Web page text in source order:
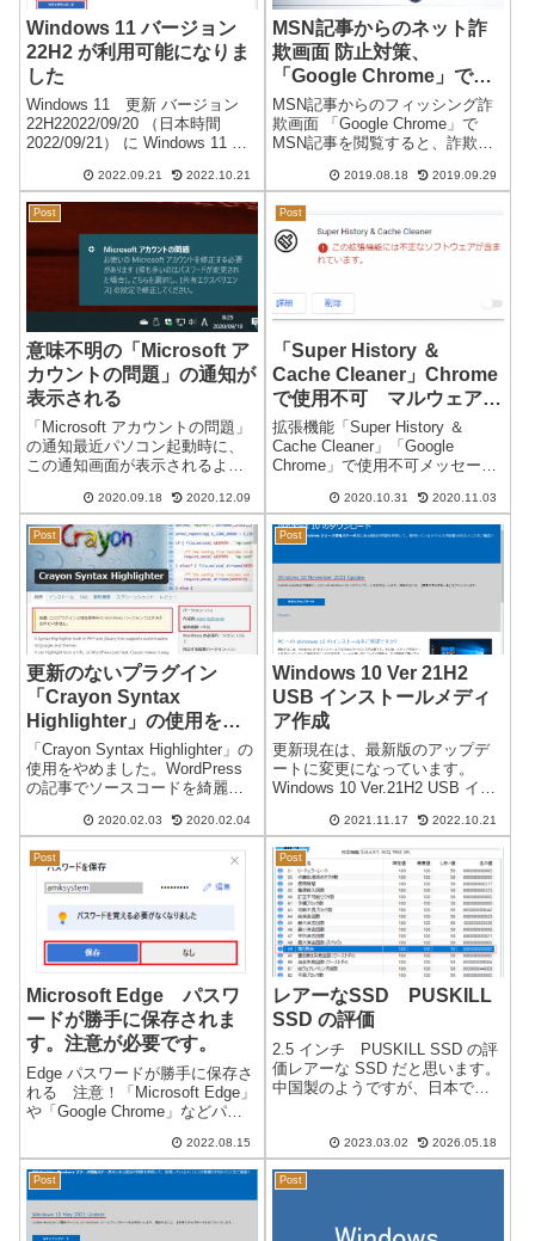
Windows 11 バージョン
22H2 が利用可能になりま
した
Windows 11 更新 バージョン
22H22022/09/20 （日本時間
2022/09/21） に Windows 11 バ
が可能になりました。※ 22H1
がなく、22H2 になっています。
リン...
2022.09.21 2022.10.21
MSN記事からのネット詐
欺画面 防止対策、
「Google Chrome」で閲
覧すると、出なくなりまし
た。
MSN記事からのフィッシング詐
欺画面 「Google Chrome」で
MSN記事を閲覧すると、詐欺画
ら、パソコン端末は関係なく毎
出るようになっていましたが、
ブラウザ「Google ...
2019.08.18 2019.09.29
Post
意味不明の「Microsoft ア
カウントの問題」の通知が
表示される
「Microsoft アカウントの問題」
の通知最近パソコン起動時に、
この通知画面が表示されるよう
せん。※一つの端末に複数の
Microsoft アカウント を設定して
いますが、以前から同じ設定で
す。数か月前にWi...
2020.09.18 2020.12.09
Post
「Super History ＆
Cache Cleaner」Chrome
で使用不可 マルウェアが
含まれている…
拡張機能「Super History ＆
Cache Cleaner」「Google
Chrome」で使用不可メッセージ
この拡張機能には不正なソフト
ウェアが含まれています。昨日
まで使...
2020.10.31 2020.11.03
Post
更新のないプラグイン
「Crayon Syntax
Highlighter」の使用をや
めることにしました。
「Crayon Syntax Highlighter」の
使用をやめました。WordPress
の記事でソースコードを綺麗に
Syntax Highlighter」です。かな
プラグイン...
2020.02.03 2020.02.04
Post
Windows 10 Ver 21H2
USB インストールメディ
ア作成
更新現在は、最新版のアップデ
ートに変更になっています。
Windows 10 Ver.21H2 USB イン
2021/11/17Windows 10 Ver 21H2
のアップデートが可能になりま
した。通常のアッ...
2021.11.17 2022.10.21
Post
Microsoft Edge パスワ
ードが勝手に保存されま
す。注意が必要です。
Edge パスワードが勝手に保存さ
れる 注意！「Microsoft Edge」
や「Google Chrome」などパス
ンする際にとても便利になりま
す。しかし、同じWEBアドレス
で複数のID・パスワードを使用
してい...
2022.08.15
Post
レアーなSSD PUSKILL
SSD の評価
2.5 インチ PUSKILL SSD の評
価レアーな SSD だと思います。
中国製のようですが、日本で購
古PCに取り付けて販売をしてい
たので PUSKILL-SSD を使用し
て...
2023.03.02 2026.05.18
Post Post